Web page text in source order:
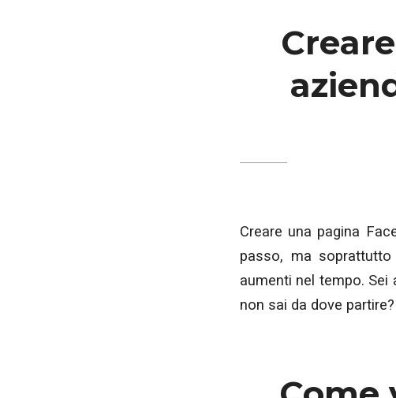
Creare una pagina
passo, ma
aumenti nel tempo. Sei
non sai da dove